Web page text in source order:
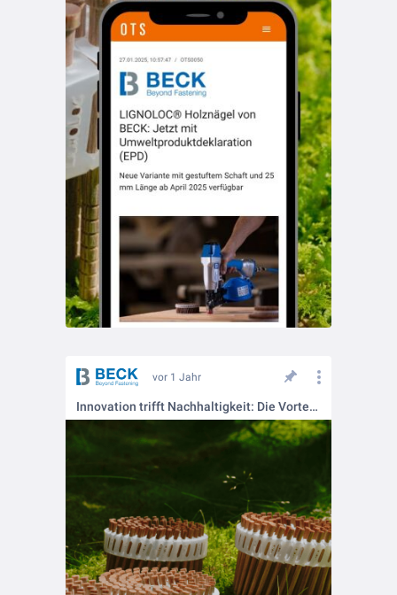
vor 1 Jahr
Innovation trifft Nachhaltigkeit: Die Vorteile von LIGNOLOC® Holznägeln 🌳🔩